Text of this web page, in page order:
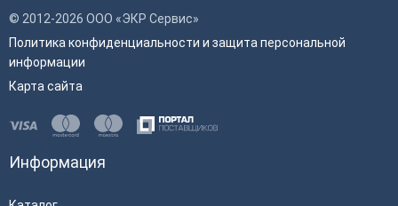
© 2012-2026 ООО «ЭКР Сервис»
Политика конфиденциальности и защита персональной
информации
Карта сайта
Информация